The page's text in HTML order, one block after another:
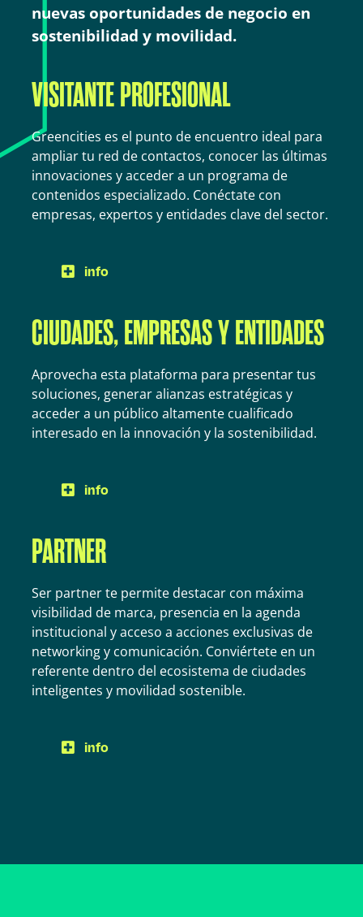
nuevas oportunidades de negocio en
sostenibilidad y movilidad.
VISITANTE PROFESIONAL
Greencities es el punto de encuentro ideal para
ampliar tu red de contactos, conocer las últimas
innovaciones y acceder a un programa de
contenidos especializado. Conéctate con
empresas, expertos y entidades clave del sector.
info
CIUDADES, EMPRESAS Y ENTIDADES
Aprovecha esta plataforma para presentar tus
soluciones, generar alianzas estratégicas y
acceder a un público altamente cualificado
interesado en la innovación y la sostenibilidad.
info
PARTNER
Ser partner te permite destacar con máxima
visibilidad de marca, presencia en la agenda
institucional y acceso a acciones exclusivas de
networking y comunicación. Conviértete en un
referente dentro del ecosistema de ciudades
inteligentes y movilidad sostenible.
info